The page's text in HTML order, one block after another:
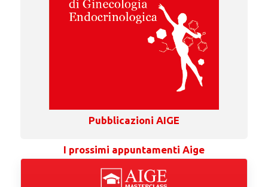
Pubblicazioni AIGE
I prossimi appuntamenti Aige